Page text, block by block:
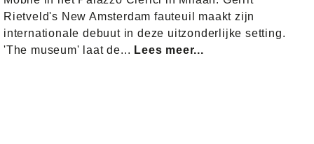
Rietveld's New Amsterdam fauteuil maakt zijn
internationale debuut in deze uitzonderlijke setting.
'The museum' laat de... Lees meer...